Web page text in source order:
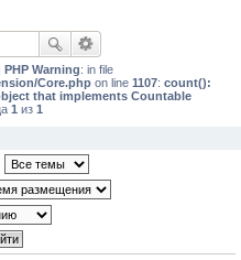
Warning: in file
Core.php on line 1107: count():
that implements Countable
1 из 1